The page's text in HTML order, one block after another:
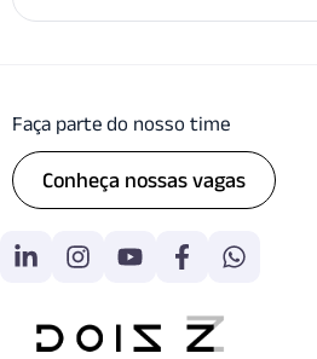
Faça parte do nosso time
Conheça nossas vagas